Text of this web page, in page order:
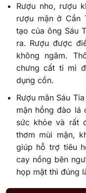
Rượu nho, rượu
rượu mận ở Cần
tạo của ông Sáu
ra. Rượu được
không ngâm.
chưng cất tỉ mỉ
dụng cồn.
Rượu mân Sáu
mận hồng đào lá
sức khỏe và rất
thơm mùi mận,
giúp hỗ trợ tiêu
cay nồng bên
họp mặt thì đúng